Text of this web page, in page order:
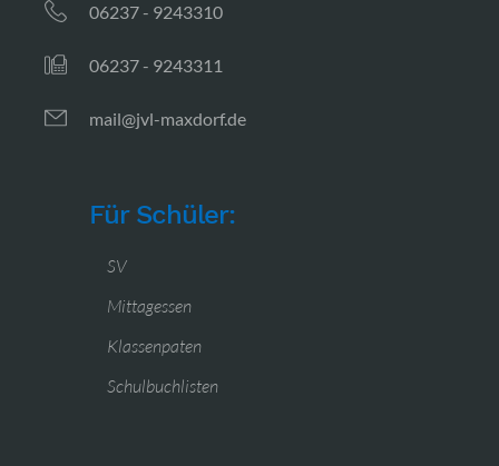
06237 - 9243310
06237 - 9243311
mail@jvl-maxdorf.de
Für Schüler:
SV
Mittagessen
Klassenpaten
Schulbuchlisten